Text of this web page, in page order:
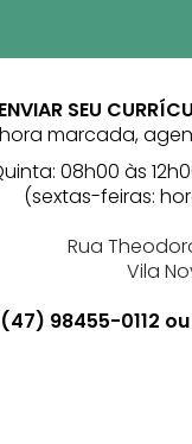
SEU
marcada,
08h00 às
(sextas-feiras:
Rua
Vila
(47) 98455-0112